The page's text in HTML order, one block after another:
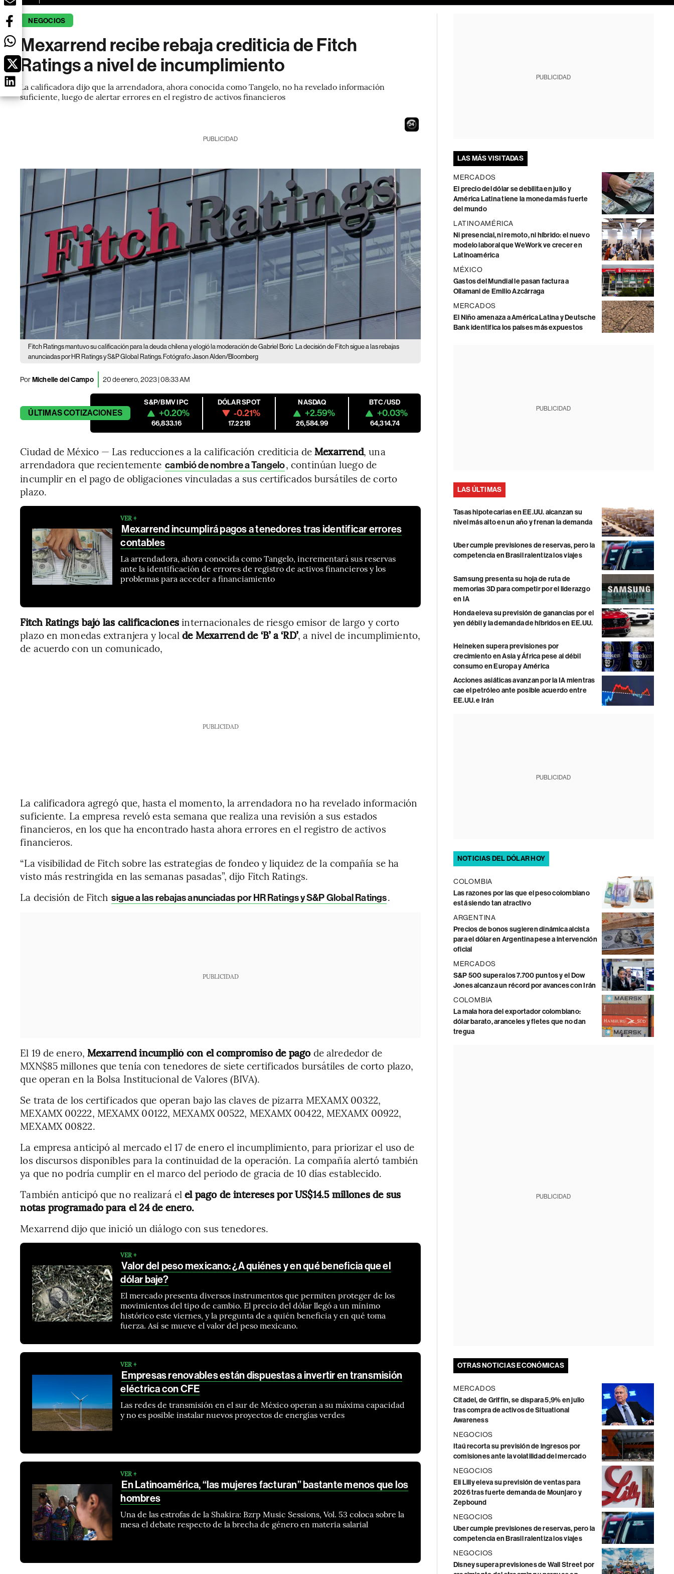
NEGOCIOS
Mexarrend recibe rebaja crediticia de Fitch
Ratings a nivel de incumplimiento
La calificadora dijo que la arrendadora, ahora conocida como Tangelo, no ha revelado información
suficiente, luego de alertar errores en el registro de activos financieros
23
PUBLICIDAD
Fitch Ratings mantuvo su calificación para la deuda chilena y elogió la moderación de Gabriel Boric La decisión de Fitch sigue a las rebajas
anunciadas por HR Ratings y S&P Global Ratings. Fotógrafo: Jason Alden/Bloomberg
PorMichelle del Campo 20 de enero, 2023 | 08:33 AM
ÚLTIMASCOTIZACIONES
S&P/BMV IPC
+0.20%
66,833.16
DÓLAR SPOT
-0.21%
17.2218
NASDAQ
+2.59%
26,584.99
BTC/USD
+0.03%
64,314.74
Ciudad de México — Las reducciones a la calificación crediticia deMexarrend, una
arrendadora que recientemente cambió de nombre a Tangelo, continúan luego de
incumplir en el pago de obligaciones vinculadas a sus certificados bursátiles de corto
plazo.
VER +
Mexarrend incumplirá pagos a tenedores tras identificar errores
contables
La arrendadora, ahora conocida como Tangelo, incrementará sus reservas
ante la identificación de errores de registro de activos financieros y los
problemas para acceder a financiamiento
Fitch Ratings bajó las calificacionesinternacionales de riesgo emisor de largo y corto
plazo en monedas extranjera y localde Mexarrend de ‘B’ a ‘RD’, a nivel de incumplimiento,
de acuerdo con un comunicado,
PUBLICIDAD
La calificadora agregó que, hasta el momento, la arrendadora no ha revelado información
suficiente. La empresa reveló esta semana que realiza una revisión a sus estados
financieros, en los que ha encontrado hasta ahora errores en el registro de activos
financieros.
“La visibilidad de Fitch sobre las estrategias de fondeo y liquidez de la compañía se ha
visto más restringida en las semanas pasadas”, dijo Fitch Ratings.
La decisión de Fitch sigue a las rebajas anunciadas por HR Ratings y S&P Global Ratings.
PUBLICIDAD
El 19 de enero, Mexarrend incumplió con el compromiso de pagode alrededor de
MXN$85 millones que tenía con tenedores de siete certificados bursátiles de corto plazo,
que operan en la Bolsa Institucional de Valores (BIVA).
Se trata de los certificados que operan bajo las claves de pizarra MEXAMX 00322,
MEXAMX 00222, MEXAMX 00122, MEXAMX 00522, MEXAMX 00422, MEXAMX 00922,
MEXAMX 00822.
La empresa anticipó al mercado el 17 de enero el incumplimiento, para priorizar el uso de
los discursos disponibles para la continuidad de la operación. La compañía alertó también
ya que no podría cumplir en el marco del periodo de gracia de 10 días establecido.
También anticipó que no realizará elel pago de intereses por US$14.5 millones de sus
notas programado para el 24 de enero.
Mexarrend dijo que inició un diálogo con sus tenedores.
VER +
Valor del peso mexicano: ¿A quiénes y en qué beneficia que el
dólar baje?
El mercado presenta diversos instrumentos que permiten proteger de los
movimientos del tipo de cambio. El precio del dólar llegó a un mínimo
histórico este viernes, y la pregunta de a quién beneficia y en qué toma
fuerza. Así se mueve el valor del peso mexicano.
VER +
Empresas renovables están dispuestas a invertir en transmisión
eléctrica con CFE
Las redes de transmisión en el sur de México operan a su máxima capacidad
y no es posible instalar nuevos proyectos de energías verdes
VER +
En Latinoamérica, “las mujeres facturan” bastante menos que los
hombres
Una de las estrofas de la Shakira: Bzrp Music Sessions, Vol. 53 coloca sobre la
mesa el debate respecto de la brecha de género en materia salarial
PUBLICIDAD
LAS MÁS VISITADAS
MERCADOS
El precio del dólar se debilita en julio y
América Latina tiene la moneda más fuerte
del mundo
LATINOAMÉRICA
Ni presencial, ni remoto, ni híbrido: el nuevo
modelo laboral que WeWork ve crecer en
Latinoamérica
MÉXICO
Gastos del Mundial le pasan factura a
Ollamani de Emilio Azcárraga
MERCADOS
El Niño amenaza a América Latina y Deutsche
Bank identifica los países más expuestos
PUBLICIDAD
LAS ÚLTIMAS
Tasas hipotecarias en EE.UU. alcanzan su
nivel más alto en un año y frenan la demanda
Uber cumple previsiones de reservas, pero la
competencia en Brasil ralentiza los viajes
Samsung presenta su hoja de ruta de
memorias 3D para competir por el liderazgo
en IA
Honda eleva su previsión de ganancias por el
yen débil y la demanda de híbridos en EE.UU.
Heineken supera previsiones por
crecimiento en Asia y África pese al débil
consumo en Europa y América
Acciones asiáticas avanzan por la IA mientras
cae el petróleo ante posible acuerdo entre
EE.UU. e Irán
PUBLICIDAD
NOTICIAS DEL DÓLAR HOY
COLOMBIA
Las razones por las que el peso colombiano
está siendo tan atractivo
ARGENTINA
Precios de bonos sugieren dinámica alcista
para el dólar en Argentina pese a intervención
oficial
MERCADOS
S&P 500 supera los 7.700 puntos y el Dow
Jones alcanza un récord por avances con Irán
COLOMBIA
La mala hora del exportador colombiano:
dólar barato, aranceles y fletes que no dan
tregua
PUBLICIDAD
OTRAS NOTICIAS ECONÓMICAS
MERCADOS
Citadel, de Griffin, se dispara 5,9% en julio
tras compra de activos de Situational
Awareness
NEGOCIOS
Itaú recorta su previsión de ingresos por
comisiones ante la volatilidad del mercado
NEGOCIOS
Eli Lilly eleva su previsión de ventas para
2026 tras fuerte demanda de Mounjaro y
Zepbound
NEGOCIOS
Uber cumple previsiones de reservas, pero la
competencia en Brasil ralentiza los viajes
NEGOCIOS
Disney supera previsiones de Wall Street por